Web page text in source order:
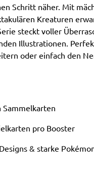
Schritt näher. Mit
Kreaturen
steckt voller
Illustrationen.
oder einfach den
Sammelkarten
pro Booster
& starke